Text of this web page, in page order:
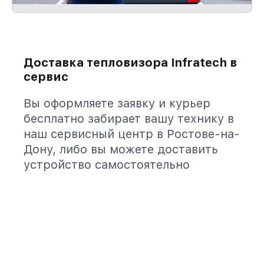
Доставка тепловизора Infratech в
сервис
Вы оформляете заявку и курьер
бесплатно забирает вашу технику в
наш сервисный центр в Ростове-на-
Дону, либо вы можете доставить
устройство самостоятельно